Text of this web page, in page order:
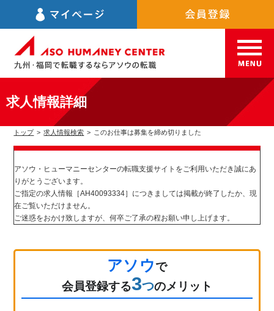
求人情報詳細
トップ > 求人情報検索 > このお仕事は募集を締め切りました
アソウ・ヒューマニーセンターの転職支援サイトをご利用いただき誠にあ
りがとうございます。
ご指定の求人情報［AH40093334］につきましては掲載が終了したか、現
在ご覧いただけません。
ご迷惑をおかけ致しますが、何卒ご了承の程お願い申し上げます。
アソウで
会員登録する3つのメリット